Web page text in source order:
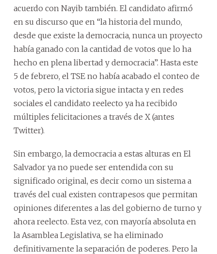
acuerdo con Nayib también. El candidato afirmó
en su discurso que en “la historia del mundo,
desde que existe la democracia, nunca un proyecto
había ganado con la cantidad de votos que lo ha
hecho en plena libertad y democracia”. Hasta este
5 de febrero, el TSE no había acabado el conteo de
votos, pero la victoria sigue intacta y en redes
sociales el candidato reelecto ya ha recibido
múltiples felicitaciones a través de X (antes
Twitter).
Sin embargo, la democracia a estas alturas en El
Salvador ya no puede ser entendida con su
significado original, es decir como un sistema a
través del cual existen contrapesos que permitan
opiniones diferentes a las del gobierno de turno y
ahora reelecto. Esta vez, con mayoría absoluta en
la Asamblea Legislativa, se ha eliminado
definitivamente la separación de poderes. Pero la